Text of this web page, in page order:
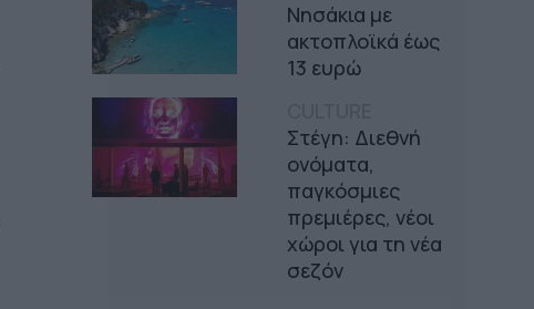
Νησάκια με
ακτοπλοϊκά έως
13 ευρώ
Στέγη: Διεθνή
ονόματα,
παγκόσμιες
πρεμιέρες, νέοι
χώροι για τη νέα
σεζόν